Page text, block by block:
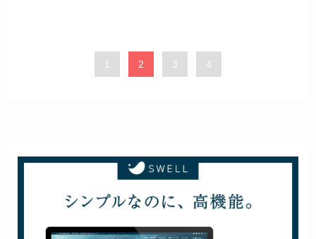
1 2 3 4